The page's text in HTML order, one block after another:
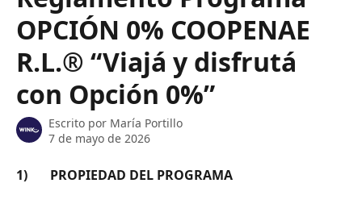
OPCIÓN 0% COOPENAE
R.L.® “Viajá y disfrutá
con Opción 0%”
Escrito por María Portillo
7 de mayo de 2026
1)       PROPIEDAD DEL PROGRAMA